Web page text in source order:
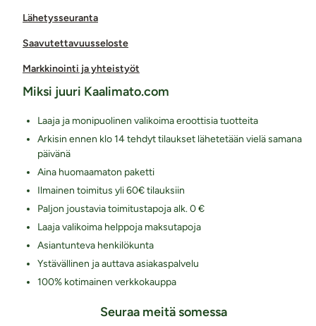
Lähetysseuranta
Saavutettavuusseloste
Markkinointi ja yhteistyöt
Miksi juuri Kaalimato.com
Laaja ja monipuolinen valikoima eroottisia tuotteita
Arkisin ennen klo 14 tehdyt tilaukset lähetetään vielä samana
päivänä
Aina huomaamaton paketti
Ilmainen toimitus yli 60€ tilauksiin
Paljon joustavia toimitustapoja alk. 0 €
Laaja valikoima helppoja maksutapoja
Asiantunteva henkilökunta
Ystävällinen ja auttava asiakaspalvelu
100% kotimainen verkkokauppa
Seuraa meitä somessa